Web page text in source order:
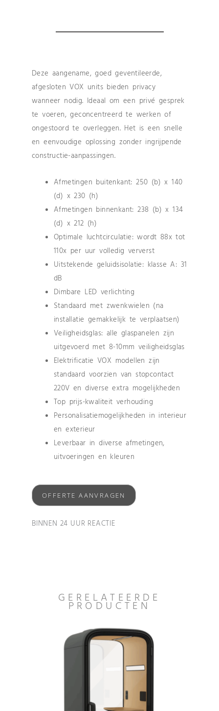
Deze aangename, goed geventileerde,
afgesloten VOX units bieden privacy
wanneer nodig. Ideaal om een privé gesprek
te voeren, geconcentreerd te werken of
ongestoord te overleggen. Het is een snelle
en eenvoudige oplossing zonder ingrijpende
constructie-aanpassingen.
Afmetingen buitenkant: 250 (b) x 140
(d) x 230 (h)
Afmetingen binnenkant: 238 (b) x 134
(d) x 212 (h)
Optimale luchtcirculatie: wordt 88x tot
110x per uur volledig ververst
Uitstekende geluidsisolatie: klasse A: 31
dB
Dimbare LED verlichting
Standaard met zwenkwielen (na
installatie gemakkelijk te verplaatsen)
Veiligheidsglas: alle glaspanelen zijn
uitgevoerd met 8-10mm veiligheidsglas
Elektrificatie VOX modellen zijn
standaard voorzien van stopcontact
220V en diverse extra mogelijkheden
Top prijs-kwaliteit verhouding
Personalisatiemogelijkheden in interieur
en exterieur
Leverbaar in diverse afmetingen,
uitvoeringen en kleuren
OFFERTE AANVRAGEN
BINNEN 24 UUR REACTIE
GERELATEERDE
PRODUCTEN